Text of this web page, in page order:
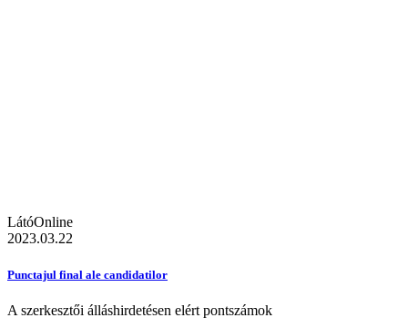
LátóOnline
2023.03.22
Punctajul final ale candidatilor
A szerkesztői álláshirdetésen elért pontszámok